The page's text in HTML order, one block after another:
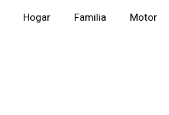
Hogar Familia Motor